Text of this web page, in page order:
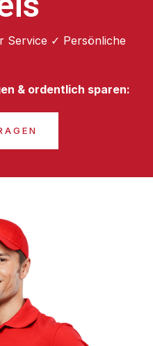
Service ✓ Persönliche
& ordentlich sparen: